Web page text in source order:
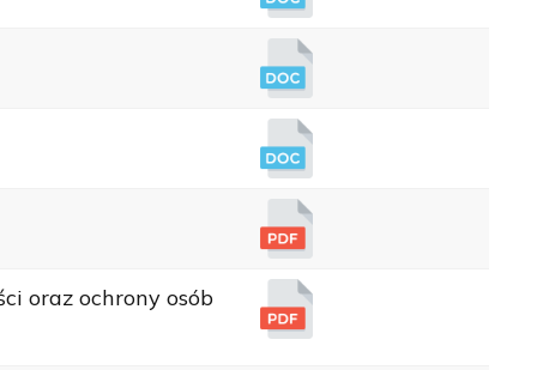
oraz ochrony osób